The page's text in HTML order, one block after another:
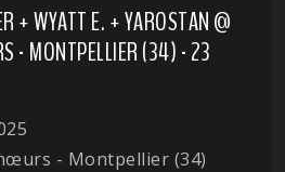
+ WYATT E. + YAROSTAN @
- MONTPELLIER (34) - 23
- Montpellier (34)